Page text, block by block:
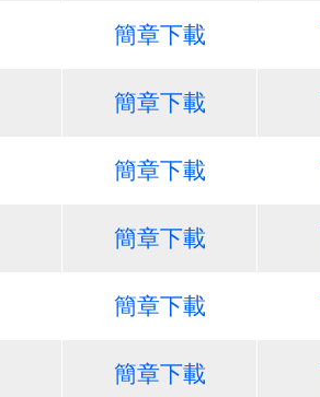
簡章下載
簡章下載
簡章下載
簡章下載
簡章下載
簡章下載